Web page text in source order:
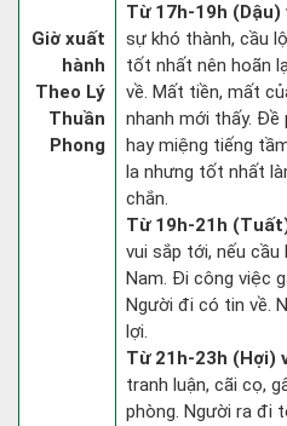
Giờ xuất
hành
Theo Lý
Thuần
Phong
Từ 17h-19h
sự khó thành, cầu
tốt nhất nên hoãn
về. Mất tiền, mất
nhanh mới thấy. Đề
hay miệng tiếng
la nhưng tốt nhất
chắn.
Từ 19h-21h
vui sắp tới, nếu
Nam. Đi công việc
Người đi có tin về.
lợi.
Từ 21h-23h (Hợi)
tranh luận, cãi cọ,
phòng. Người ra đi